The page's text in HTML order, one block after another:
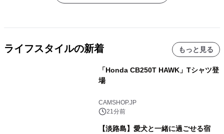
ライフスタイルの新着 もっと見る
「Honda CB250T HAWK」Tシャツ登
場
CAMSHOP.JP
21分前
【淡路島】愛犬と一緒に過ごせる宿